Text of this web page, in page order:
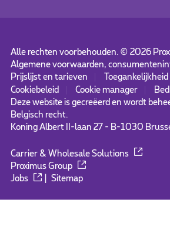
Alle rechten voorbehouden. © 2026
Algemene voorwaarden,
Prijslijst en tarieven
Toegankelijkheid
Cookiebeleid
Cookie manager
Deze website is gecreëerd en wordt
Belgisch recht.
Koning Albert II-laan 27 - B-1030
Carrier & Wholesale Solutions
Proximus Group
Jobs
|Sitemap